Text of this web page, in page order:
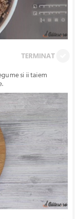
TERMINAT
si ii taiem